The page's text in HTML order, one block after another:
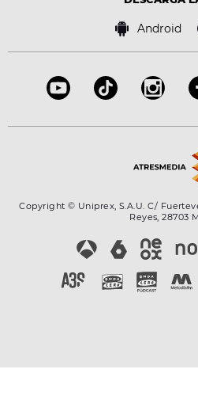
Bases de concursos
Android
Copyright © Uniprex, S.A.U. C/
Reyes, 28703